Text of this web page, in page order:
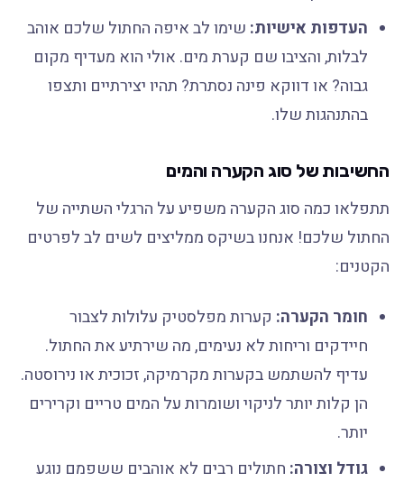
העדפות אישיות:שימו לב איפה החתול שלכם אוהב
לבלות, והציבו שם קערת מים. אולי הוא מעדיף מקום
גבוה? או דווקא פינה נסתרת? תהיו יצירתיים ותצפו
בהתנהגות שלו.
החשיבות של סוג הקערה והמים
תתפלאו כמה סוג הקערה משפיע על הרגלי השתייה של
החתול שלכם! אנחנו בשיקס ממליצים לשים לב לפרטים
הקטנים:
חומר הקערה:קערות מפלסטיק עלולות לצבור
חיידקים וריחות לא נעימים, מה שירתיע את החתול.
עדיף להשתמש בקערות מקרמיקה, זכוכית או נירוסטה.
הן קלות יותר לניקוי ושומרות על המים טריים וקרירים
יותר.
גודל וצורה:חתולים רבים לא אוהבים ששפמם נוגע